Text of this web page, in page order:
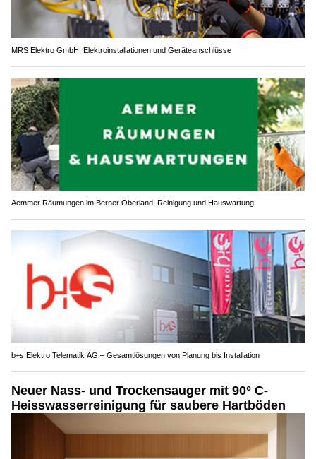
MRS Elektro GmbH: Elektroinstallationen und Geräteanschlüsse
Aemmer Räumungen im Berner Oberland: Reinigung und Hauswartung
b+s Elektro Telematik AG – Gesamtlösungen von Planung bis Installation
Neuer Nass- und Trockensauger mit 90° C-
Heisswasserreinigung für saubere Hartböden